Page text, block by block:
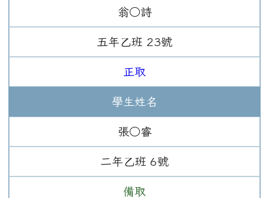
翁○詩
五年 乙班 23號
正取
學生姓名
張○睿
二年 乙班 6號
備取